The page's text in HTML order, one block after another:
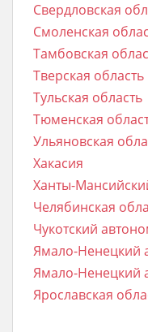
Свердловская
Смоленская
Тамбовская
Тверская область
Тульская область
Тюменская
Ульяновская
Хакасия
Ханты-
Челябинская
Чукотский
Ямало-Ненецкий
Ямало-Ненецкий
Ярославская